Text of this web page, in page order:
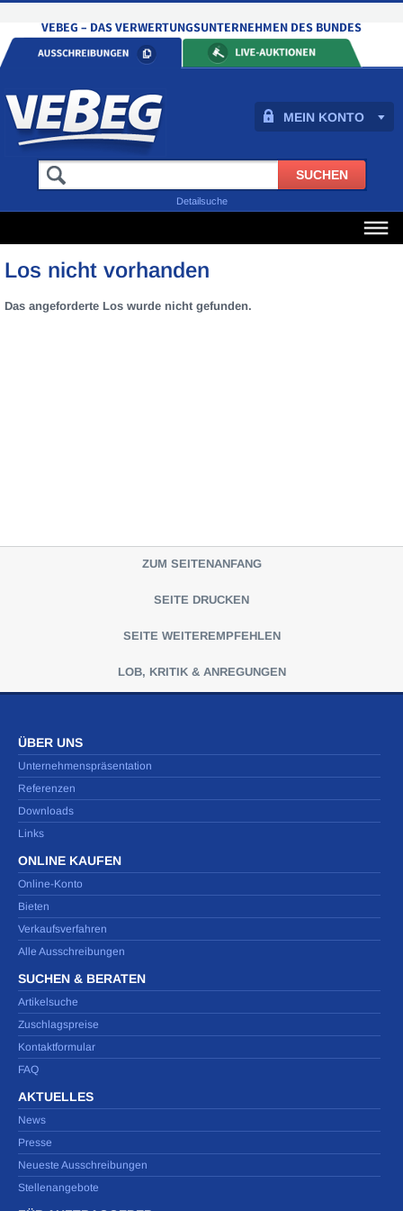
MEIN KONTO
Detailsuche
Los nicht vorhanden
Das angeforderte Los wurde nicht gefunden.
ZUM SEITENANFANG
SEITE DRUCKEN
SEITE WEITEREMPFEHLEN
LOB, KRITIK & ANREGUNGEN
ÜBER UNS
Unternehmenspräsentation
Referenzen
Downloads
Links
ONLINE KAUFEN
Online-Konto
Bieten
Verkaufsverfahren
Alle Ausschreibungen
SUCHEN & BERATEN
Artikelsuche
Zuschlagspreise
Kontaktformular
FAQ
AKTUELLES
News
Presse
Neueste Ausschreibungen
Stellenangebote